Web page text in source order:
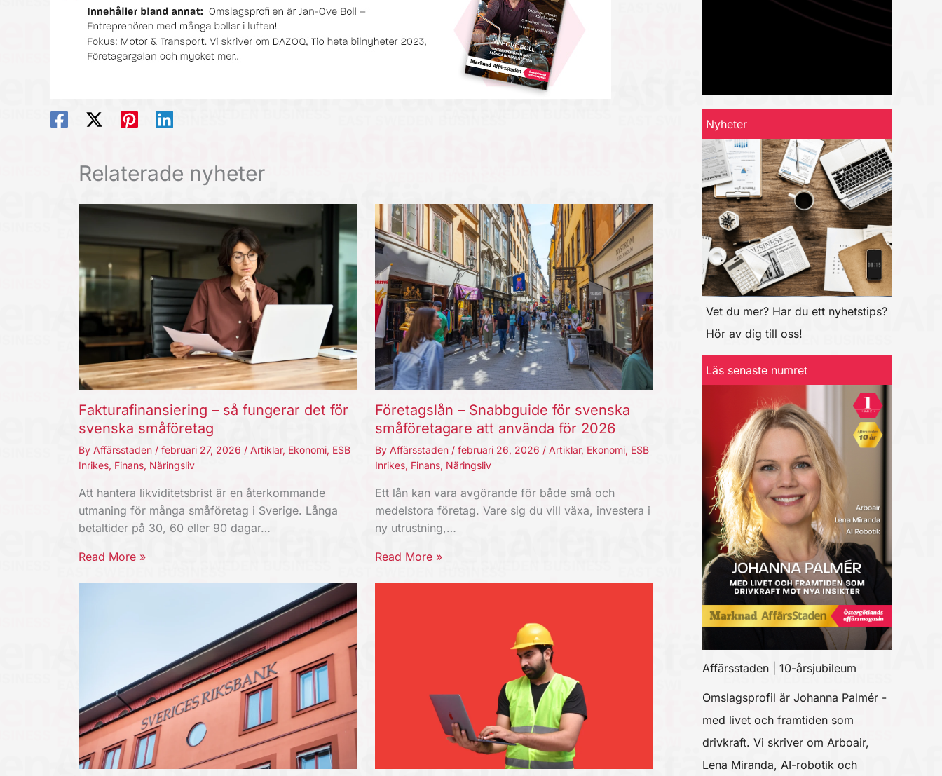
Relaterade nyheter
Fakturafinansiering – så fungerar det för
svenska småföretag
By Affärsstaden / februari 27, 2026 / Artiklar, Ekonomi, ESB
Inrikes, Finans, Näringsliv
Att hantera likviditetsbrist är en återkommande
utmaning för många småföretag i Sverige. Långa
betaltider på 30, 60 eller 90 dagar…
Read More »
Företagslån – Snabbguide för svenska
småföretagare att använda för 2026
By Affärsstaden / februari 26, 2026 / Artiklar, Ekonomi, ESB
Inrikes, Finans, Näringsliv
Ett lån kan vara avgörande för både små och
medelstora företag. Vare sig du vill växa, investera i
ny utrustning,…
Read More »
Nyheter
Vet du mer? Har du ett nyhetstips?
Hör av dig till oss!
Läs senaste numret
Affärsstaden | 10-årsjubileum
Omslagsprofil är Johanna Palmér -
med livet och framtiden som
drivkraft. Vi skriver om Arboair,
Lena Miranda, AI-robotik och